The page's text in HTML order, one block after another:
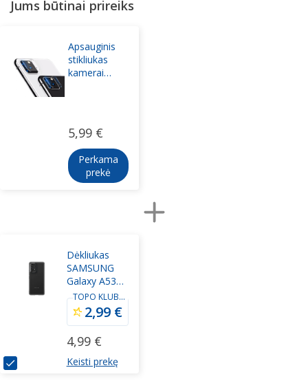
Jums būtinai prireiks
Apsauginis
stikliukas
kamerai
5,99 €
Perkama
prekė
Dėkliukas
SAMSUNG
Galaxy A53
5G 2022,
skaidri
nugarėlė,
4,99 €
TOPO KLUBO
nariams
2,99 €
Keisti prekę